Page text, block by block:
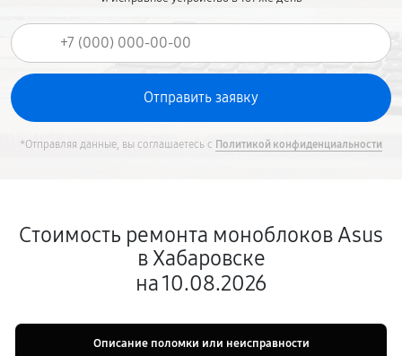
*Отправляя данные, вы соглашаетесь с Политикой конфиденциальности
Стоимость ремонта моноблоков Asus
в Хабаровске
на 10.08.2026
Описание поломки или неисправности